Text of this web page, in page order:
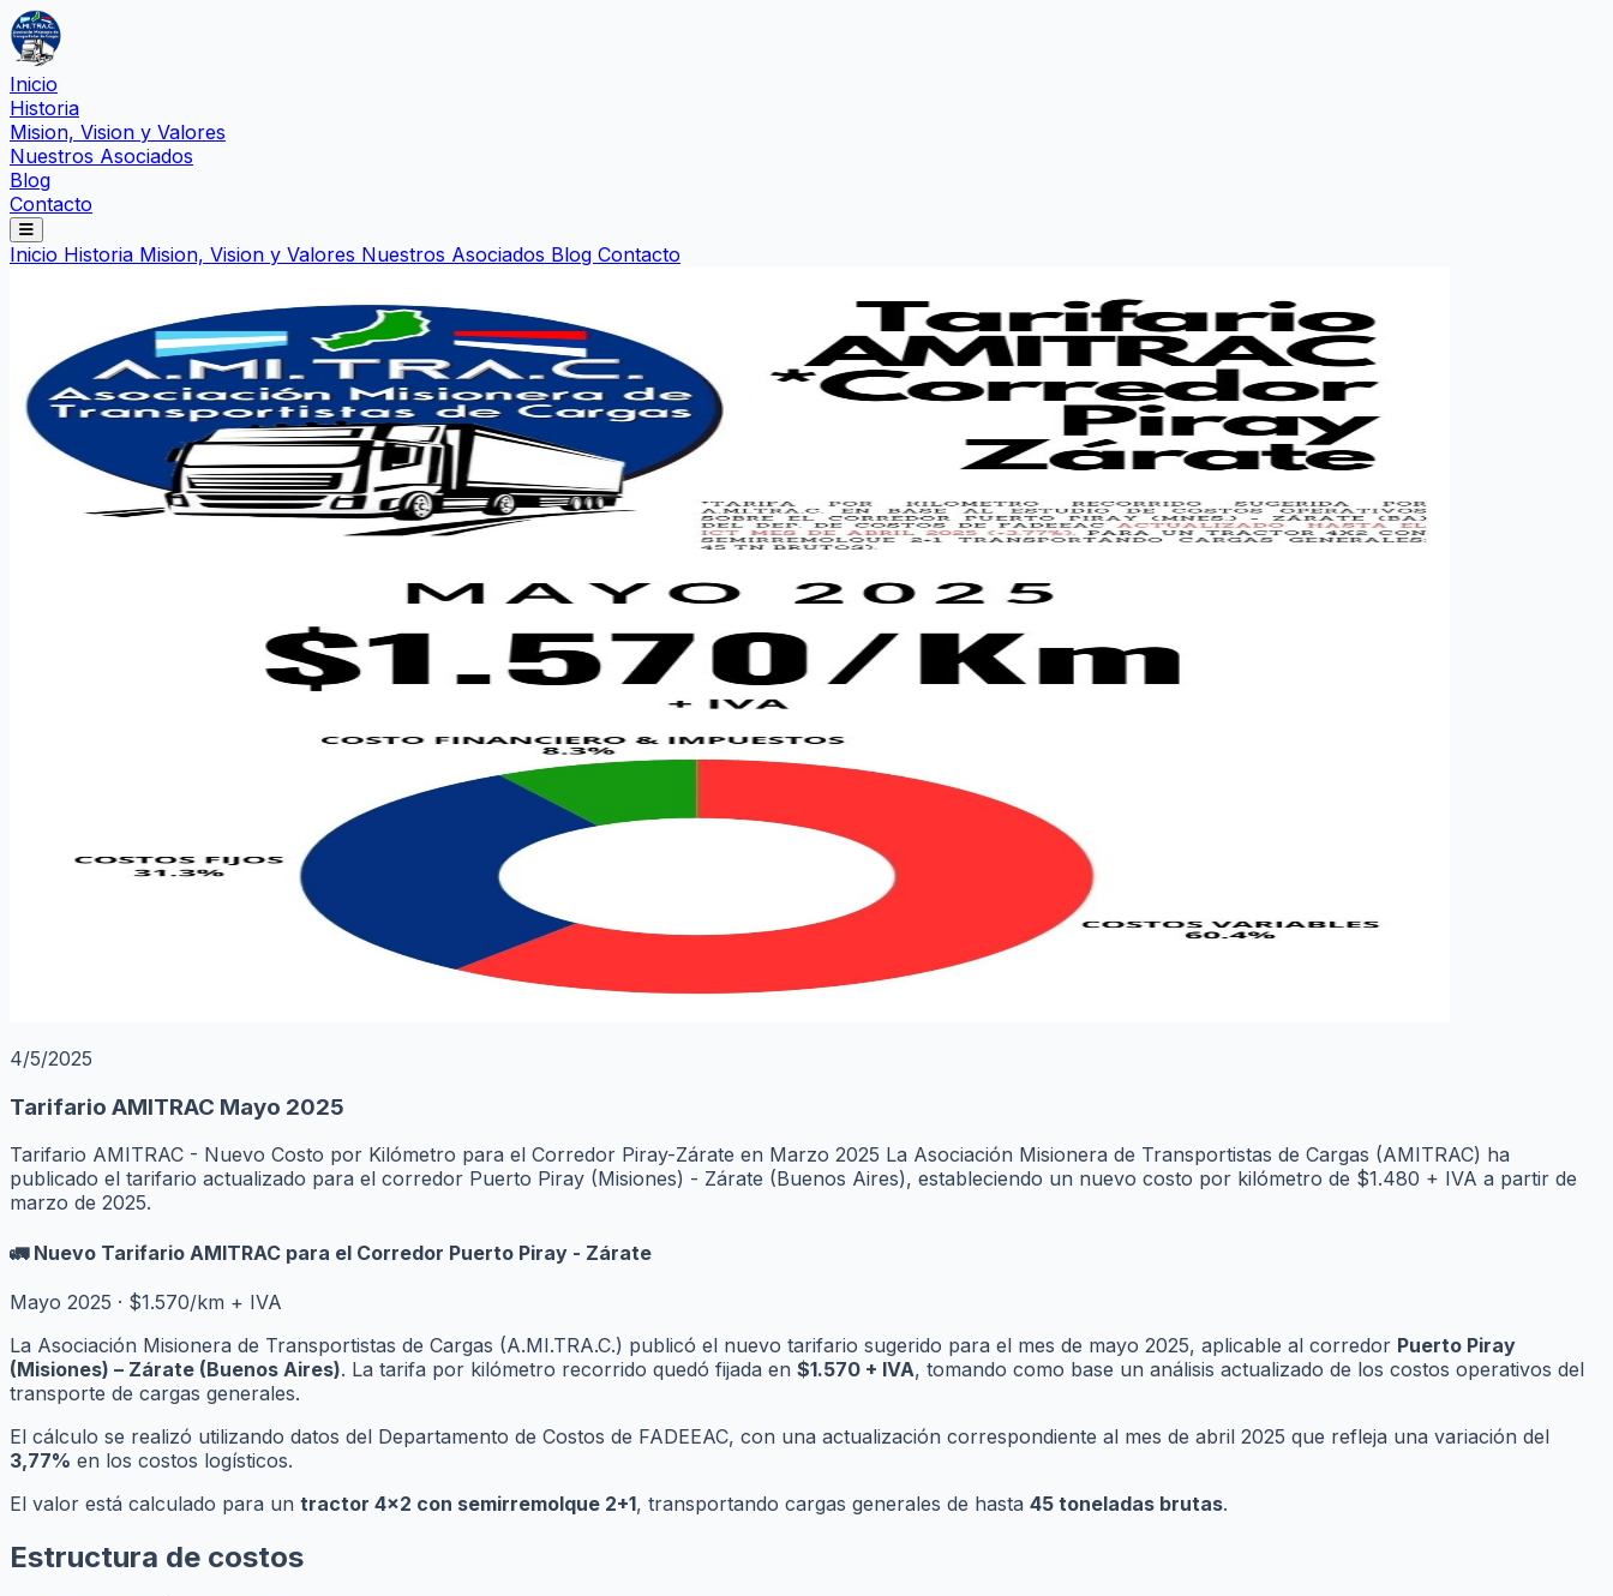
Inicio
Historia
Mision, Vision y Valores
Nuestros Asociados
Blog
Contacto
Inicio Historia Mision, Vision y Valores Nuestros Asociados Blog Contacto
4/5/2025
Tarifario AMITRAC Mayo 2025
Tarifario AMITRAC - Nuevo Costo por Kilómetro para el Corredor Piray-Zárate en Marzo 2025 La Asociación Misionera de Transportistas de Cargas (AMITRAC) ha
publicado el tarifario actualizado para el corredor Puerto Piray (Misiones) - Zárate (Buenos Aires), estableciendo un nuevo costo por kilómetro de $1.480 + IVA a partir de
marzo de 2025.
🚛 Nuevo Tarifario AMITRAC para el Corredor Puerto Piray - Zárate
Mayo 2025 · $1.570/km + IVA
La Asociación Misionera de Transportistas de Cargas (A.MI.TRA.C.) publicó el nuevo tarifario sugerido para el mes de mayo 2025, aplicable al corredor Puerto Piray
(Misiones) – Zárate (Buenos Aires). La tarifa por kilómetro recorrido quedó fijada en $1.570 + IVA, tomando como base un análisis actualizado de los costos operativos del
transporte de cargas generales.
El cálculo se realizó utilizando datos del Departamento de Costos de FADEEAC, con una actualización correspondiente al mes de abril 2025 que refleja una variación del
3,77% en los costos logísticos.
El valor está calculado para un tractor 4x2 con semirremolque 2+1, transportando cargas generales de hasta 45 toneladas brutas.
Estructura de costos